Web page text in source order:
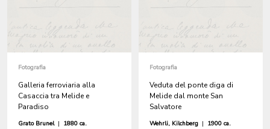
Fotografia
Galleria ferroviaria alla
Casaccia tra Melide e
Paradiso
Grato Brunel | 1880 ca.
Fotografia
Veduta del ponte diga di
Melide dal monte San
Salvatore
Wehrli, Kilchberg | 1900 ca.